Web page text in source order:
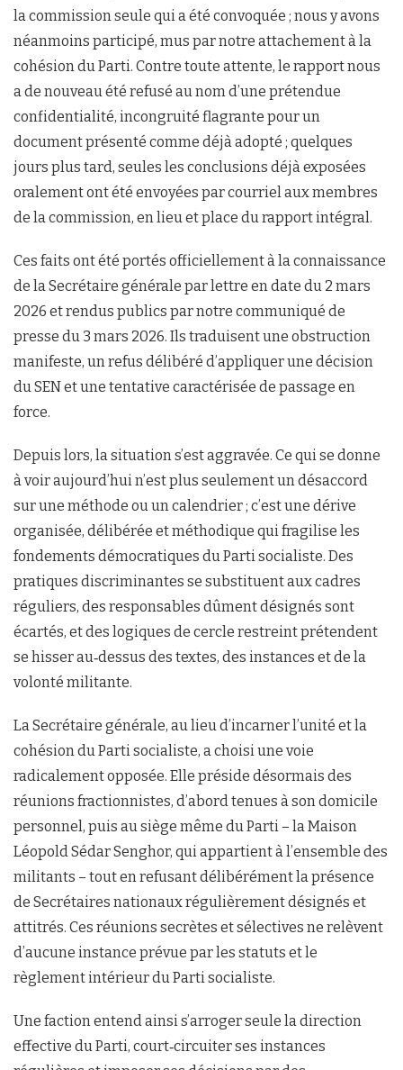
la commission seule qui a été convoquée ; nous y avons
néanmoins participé, mus par notre attachement à la
cohésion du Parti. Contre toute attente, le rapport nous
a de nouveau été refusé au nom d’une prétendue
confidentialité, incongruité flagrante pour un
document présenté comme déjà adopté ; quelques
jours plus tard, seules les conclusions déjà exposées
oralement ont été envoyées par courriel aux membres
de la commission, en lieu et place du rapport intégral.
Ces faits ont été portés officiellement à la connaissance
de la Secrétaire générale par lettre en date du 2 mars
2026 et rendus publics par notre communiqué de
presse du 3 mars 2026. Ils traduisent une obstruction
manifeste, un refus délibéré d’appliquer une décision
du SEN et une tentative caractérisée de passage en
force.
Depuis lors, la situation s’est aggravée. Ce qui se donne
à voir aujourd’hui n’est plus seulement un désaccord
sur une méthode ou un calendrier ; c’est une dérive
organisée, délibérée et méthodique qui fragilise les
fondements démocratiques du Parti socialiste. Des
pratiques discriminantes se substituent aux cadres
réguliers, des responsables dûment désignés sont
écartés, et des logiques de cercle restreint prétendent
se hisser au‑dessus des textes, des instances et de la
volonté militante.
La Secrétaire générale, au lieu d’incarner l’unité et la
cohésion du Parti socialiste, a choisi une voie
radicalement opposée. Elle préside désormais des
réunions fractionnistes, d’abord tenues à son domicile
personnel, puis au siège même du Parti – la Maison
Léopold Sédar Senghor, qui appartient à l’ensemble des
militants – tout en refusant délibérément la présence
de Secrétaires nationaux régulièrement désignés et
attitrés. Ces réunions secrètes et sélectives ne relèvent
d’aucune instance prévue par les statuts et le
règlement intérieur du Parti socialiste.
Une faction entend ainsi s’arroger seule la direction
effective du Parti, court‑circuiter ses instances